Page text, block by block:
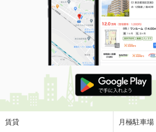
価 格
3.10万円
住 所
岡山県岡山市北区撫川
専有面積 19.87m²
間取り
1K
岡山県岡山市北区今８
価 格
4.40万円
住 所
岡山県岡山市北区今８
専有面積
賃貸 月極駐車場